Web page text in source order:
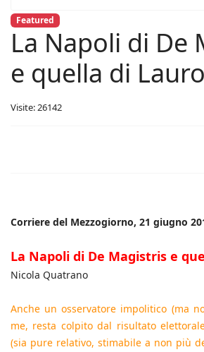
Featured
La Napoli di De
e quella di Lauro
Visite: 26142
Corriere del Mezzogiorno, 21 giugno
La Napoli di De Magistris e
Nicola Quatrano
Anche un osservatore impolitico (ma
me, resta colpito dal risultato
(sia pure relativo, stimabile a non più